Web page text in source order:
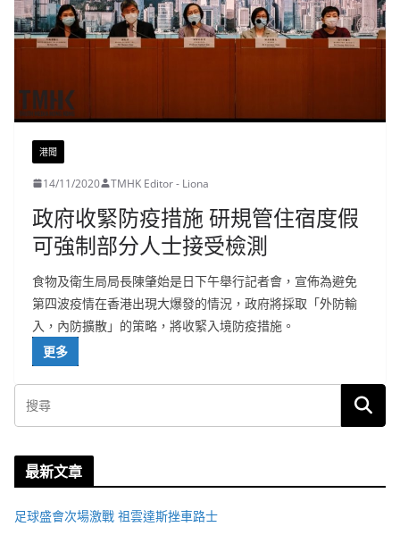
港聞
14/11/2020 TMHK Editor - Liona
政府收緊防疫措施 研規管住宿度假
可強制部分人士接受檢測
食物及衛生局局長陳肇始是日下午舉行記者會，宣佈為避免
第四波疫情在香港出現大爆發的情況，政府將採取「外防輸
入，內防擴散」的策略，將收緊入境防疫措施。
更多
最新文章
足球盛會次場激戰 祖雲達斯挫車路士